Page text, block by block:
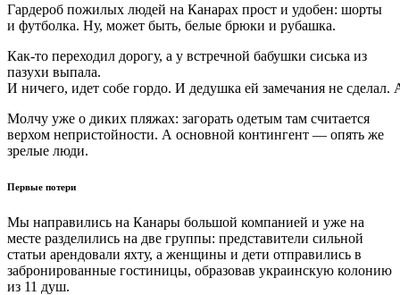
Гардероб пожилых людей на Канарах прост и удобен: шорты
и футболка. Ну, может быть, белые брюки и рубашка.
Как-то переходил дорогу, а у встречной бабушки сиська из
пазухи выпала.
И ничего, идет собе гордо. И дедушка ей замечания не
Молчу уже о диких пляжах: загорать одетым там считается
верхом непристойности. А основной контингент — опять же
зрелые люди.
Первые потери
Мы направились на Канары большой компанией и уже на
месте разделились на две группы: представители сильной
статьи арендовали яхту, а женщины и дети отправились в
забронированные гостиницы, образовав украинскую колонию
из 11 душ.